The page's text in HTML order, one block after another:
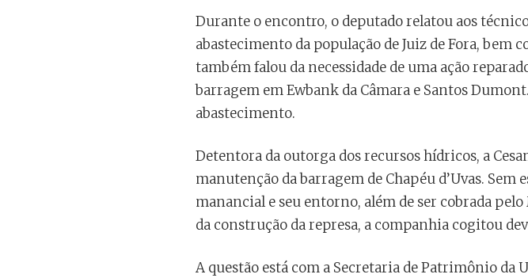
Durante o encontro, o deputado relatou aos
abastecimento da população de Juiz de Fora, bem
também falou da necessidade de uma ação
barragem em Ewbank da Câmara e Santos
abastecimento.
Detentora da outorga dos recursos hídricos, a
manutenção da barragem de Chapéu d’Uvas.
manancial e seu entorno, além de ser cobrada
da construção da represa, a companhia cogitou
A questão está com a Secretaria de Patrimônio da